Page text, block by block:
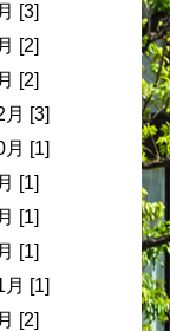
[3]
[2]
[2]
[3]
[1]
[1]
[1]
[1]
[1]
[2]